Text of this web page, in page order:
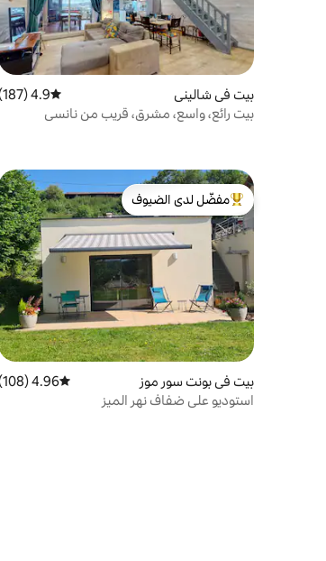
بيت في شاليني متوسط التقييم 4.9 من 5،
4.9 (187)
بيت رائع، واسع، مشرق، قريب من نانسي
من أبرز البيوت المفضّلة لدى الضيوف
مفضّل لدى الضيوف
بيت في بونت سور موز متوسط التقييم 4.96 من 5، 108
4.96 (108)
استوديو على ضفاف نهر الميز